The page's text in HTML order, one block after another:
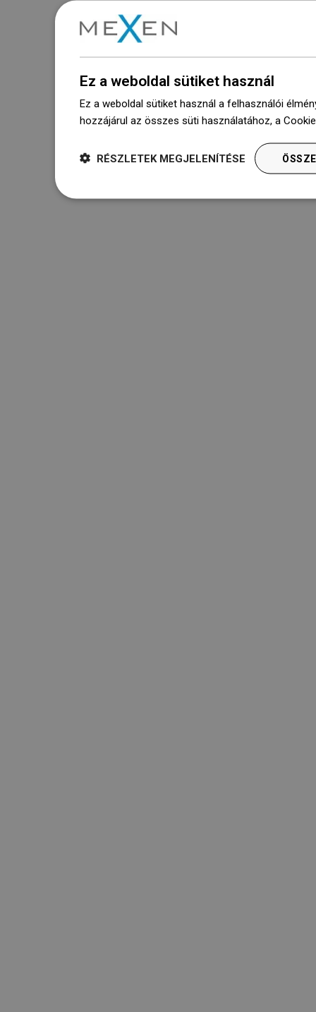
Ez a weboldal sütiket használ
Ez a weboldal sütiket használ a felhasználói
hozzájárul az összes süti használatához, a
RÉSZLETEK MEGJELENÍTÉSE